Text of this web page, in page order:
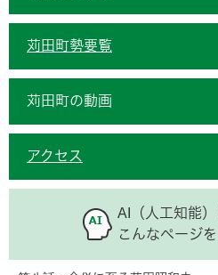
苅田町勢要覧
苅田町の動画
アクセス
AI（人工知能）
こんなページ